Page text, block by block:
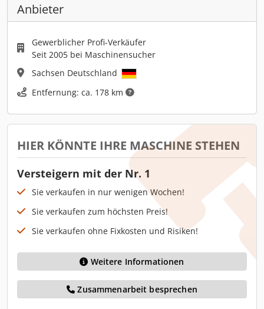
Anbieter
Gewerblicher Profi-Verkäufer
Seit 2005 bei Maschinensucher
Sachsen Deutschland
Entfernung: ca. 178 km
HIER KÖNNTE IHRE MASCHINE STEHEN
Versteigern mit der Nr. 1
Sie verkaufen in nur wenigen Wochen!
Sie verkaufen zum höchsten Preis!
Sie verkaufen ohne Fixkosten und Risiken!
Weitere Informationen
Zusammenarbeit besprechen